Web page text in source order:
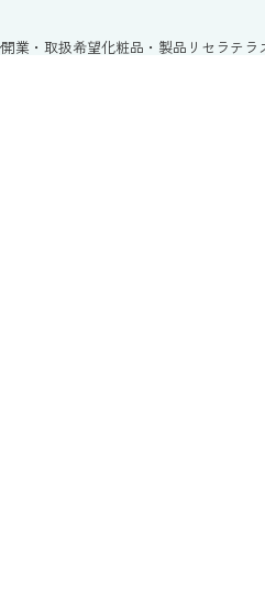
開業・取扱希望化粧品・製品 リセラテラ